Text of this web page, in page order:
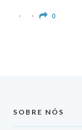
0
SOBRE NÓS